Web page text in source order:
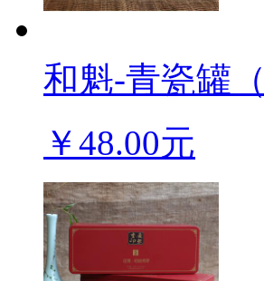
和魁-青瓷罐（
￥48.00元